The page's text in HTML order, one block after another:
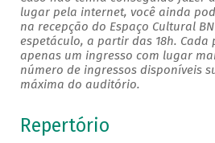
lugar pela internet, você ainda
na recepção do Espaço Cultural
espetáculo, a partir das 18h. Cada
apenas um ingresso com lugar
número de ingressos disponíveis
máxima do auditório.
Repertório